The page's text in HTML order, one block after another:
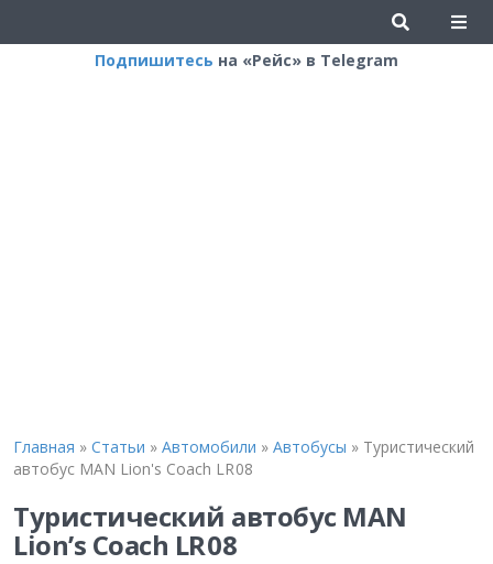
Подпишитесь на «Рейс» в Telegram
Главная » Статьи » Автомобили » Автобусы » Туристический
автобус MAN Lion's Coach LR 08
Туристический автобус MAN
Lion’s Coach LR 08